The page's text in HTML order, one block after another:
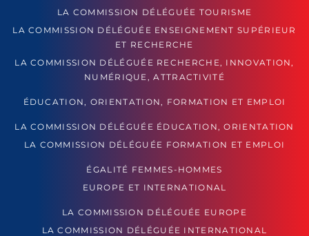
LA COMMISSION DÉLÉGUÉE TOURISME
LA COMMISSION DÉLÉGUÉE ENSEIGNEMENT SUPÉRIEUR
ET RECHERCHE
LA COMMISSION DÉLÉGUÉE RECHERCHE, INNOVATION,
NUMÉRIQUE, ATTRACTIVITÉ
ÉDUCATION, ORIENTATION, FORMATION ET EMPLOI
LA COMMISSION DÉLÉGUÉE ÉDUCATION, ORIENTATION
LA COMMISSION DÉLÉGUÉE FORMATION ET EMPLOI
ÉGALITÉ FEMMES-HOMMES
EUROPE ET INTERNATIONAL
LA COMMISSION DÉLÉGUÉE EUROPE
LA COMMISSION DÉLÉGUÉE INTERNATIONAL